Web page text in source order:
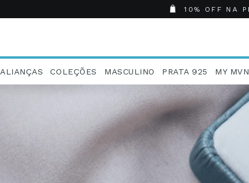
10% OFF NA
ALIANÇAS COLEÇÕES MASCULINO PRATA 925 MY